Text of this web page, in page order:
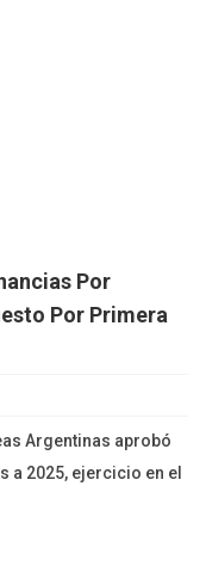
Por
Por Primera
Argentinas aprobó
a 2025, ejercicio en el